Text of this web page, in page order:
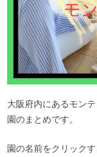
大阪府内にあるモン
園のまとめです。
園の名前をクリック